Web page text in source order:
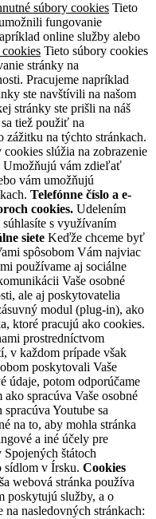
súbory cookies Tieto
fungovanie
online služby alebo
Tieto súbory cookies
stránky na
Pracujeme napríklad
ste navštívili na našom
stránky ste prišli na náš
tiež použiť na
zážitku na týchto stránkach.
cookies slúžia na zobrazenie
Umožňujú vám zdieľať
vám umožňujú
Telefónne číslo a e-
cookies. Udelením
s využívaním
siete Keďže chceme byť
spôsobom Vám najviac
používame aj sociálne
Vaše osobné
ale aj poskytovatelia
modul (plug-in), ako
ktoré pracujú ako cookies.
prostredníctvom
v každom prípade však
poskytovali Vaše
údaje, potom odporúčame
spracúva Vaše osobné
spracúva Youtube sa
na to, aby mohla stránka
a iné účely pre
štátoch
sídlom v Írsku. Cookies
webová stránka používa
poskytujú služby, a o
nasledovných stránkach: